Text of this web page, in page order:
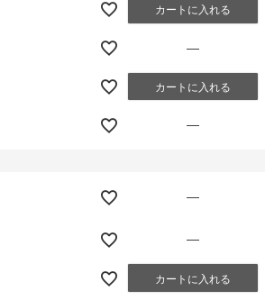
カートに入れる
—
カートに入れる
—
—
—
カートに入れる